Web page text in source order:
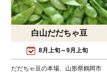
白山だだちゃ豆
8月上旬～9月上旬
だだちゃ豆の本場、山形県鶴岡市